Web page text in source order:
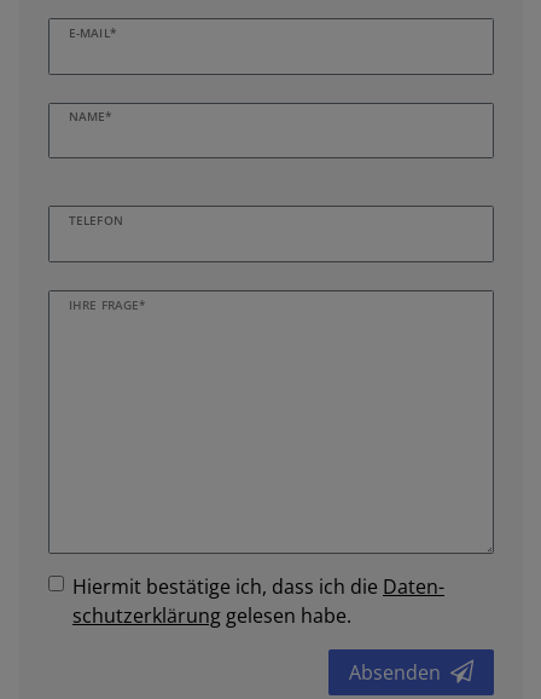
E-MAIL*
NAME*
TELEFON
IHRE FRAGE*
Hiermit bestätige ich, dass ich die Daten­
schutz­erklärung gelesen habe.
Absenden